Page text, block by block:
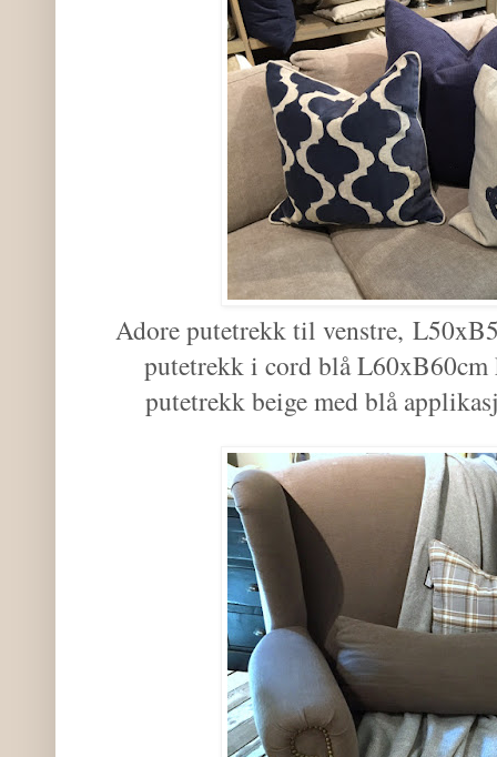
Adore putetrekk til venstre,
putetrekk i cord blå
putetrekk beige med blå